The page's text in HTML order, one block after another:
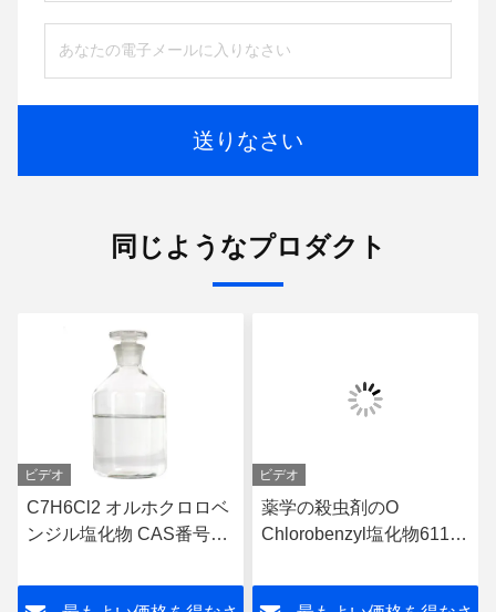
送りなさい
同じようなプロダクト
ビデオ
C7H6Cl2 オルホクロロベ
ンジル塩化物 CAS番号
ビデオ
薬学の殺虫剤のO
Chlorobenzyl塩化物611-